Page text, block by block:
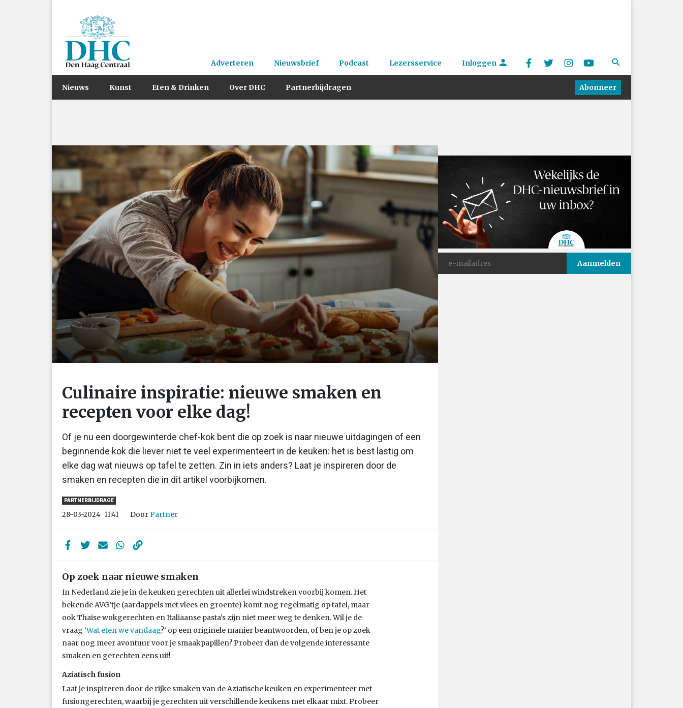
Adverteren Nieuwsbrief Podcast Lezersservice Inloggen
Nieuws Kunst Eten & Drinken Over DHC Partnerbijdragen Abonneer
Culinaire inspiratie: nieuwe smaken en
recepten voor elke dag!
Of je nu een doorgewinterde chef-kok bent die op zoek is naar nieuwe uitdagingen of een
beginnende kok die liever niet te veel experimenteert in de keuken: het is best lastig om
elke dag wat nieuws op tafel te zetten. Zin in iets anders? Laat je inspireren door de
smaken en recepten die in dit artikel voorbijkomen.
PARTNERBIJDRAGE
28-03-2024 11:41 Door Partner
Op zoek naar nieuwe smaken
In Nederland zie je in de keuken gerechten uit allerlei windstreken voorbij komen. Het
bekende AVG’tje (aardappels met vlees en groente) komt nog regelmatig op tafel, maar
ook Thaise wokgerechten en Italiaanse pasta’s zijn niet meer weg te denken. Wil je de
vraag ‘Wat eten we vandaag?’ op een originele manier beantwoorden, of ben je op zoek
naar nog meer avontuur voor je smaakpapillen? Probeer dan de volgende interessante
smaken en gerechten eens uit!
Aziatisch fusion
Laat je inspireren door de rijke smaken van de Aziatische keuken en experimenteer met
fusiongerechten, waarbij je gerechten uit verschillende keukens met elkaar mixt. Probeer